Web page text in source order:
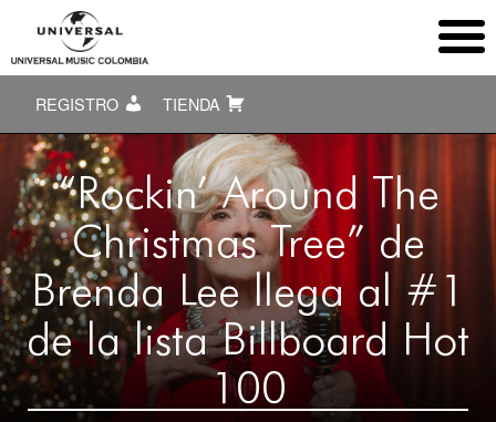
REGISTRO TIENDA
“Rockin’ Around The
Christmas Tree” de
Brenda Lee llega al #1
de la lista Billboard Hot
100